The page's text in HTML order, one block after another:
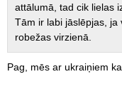
attālumā, tad cik lielas
Tām ir labi jāslēpjas, ja
robežas virzienā.
Pag, mēs ar ukraiņiem